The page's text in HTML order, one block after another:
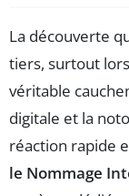
La découverte
tiers, surtout
véritable
digitale et la
réaction rapide
le Nommage